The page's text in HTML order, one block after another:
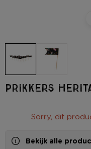
Prikkers
Sorry, dit
Bekijk alle